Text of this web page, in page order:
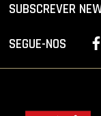
SUBSCREVER
SEGUE-NOS